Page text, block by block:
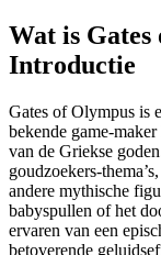
Wat is Gates
Introductie
Gates of Olympus is
bekende game-
van de Griekse
goudzoekers-
andere mythische
babyspullen of het
ervaren van een
betoverende